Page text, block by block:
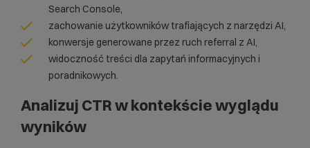
Search Console,
zachowanie użytkowników trafiających z narzędzi AI,
konwersje generowane przez ruch referral z AI,
widoczność treści dla zapytań informacyjnych i
poradnikowych.
Analizuj CTR w kontekście wyglądu
wyników